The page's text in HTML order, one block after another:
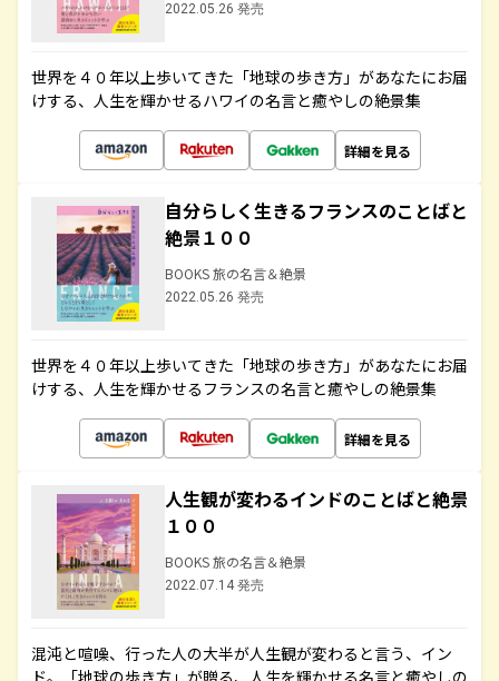
2022.05.26 発売
世界を４０年以上歩いてきた「地球の歩き方」があなたにお届
けする、人生を輝かせるハワイの名言と癒やしの絶景集
詳細を見る
自分らしく生きるフランスのことばと
絶景１００
BOOKS 旅の名言＆絶景
2022.05.26 発売
世界を４０年以上歩いてきた「地球の歩き方」があなたにお届
けする、人生を輝かせるフランスの名言と癒やしの絶景集
詳細を見る
人生観が変わるインドのことばと絶景
１００
BOOKS 旅の名言＆絶景
2022.07.14 発売
混沌と喧噪、行った人の大半が人生観が変わると言う、イン
ド。「地球の歩き方」が贈る、人生を輝かせる名言と癒やしの